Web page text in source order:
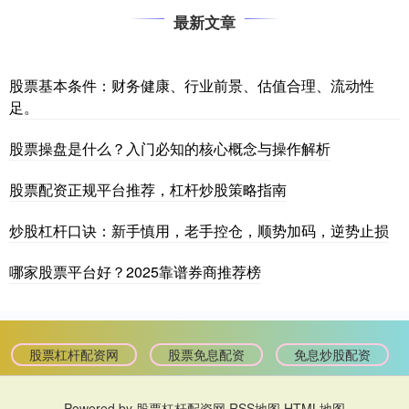
最新文章
股票基本条件：财务健康、行业前景、估值合理、流动性
足。
股票操盘是什么？入门必知的核心概念与操作解析
股票配资正规平台推荐，杠杆炒股策略指南
炒股杠杆口诀：新手慎用，老手控仓，顺势加码，逆势止损
哪家股票平台好？2025靠谱券商推荐榜
股票杠杆配资网 股票免息配资 免息炒股配资